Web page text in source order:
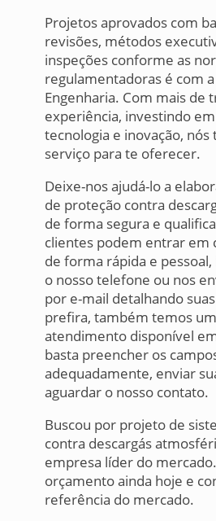
Projetos aprovados com
revisões, métodos
inspeções conforme as
regulamentadoras é com
Engenharia. Com mais de
experiência, investindo
tecnologia e inovação,
serviço para te oferecer.
Deixe-nos ajudá-lo a
de proteção contra
de forma segura e
clientes podem entrar em
de forma rápida e pessoal,
o nosso telefone ou nos
por e-mail detalhando
prefira, também temos
atendimento disponível
basta preencher os
adequadamente, enviar
aguardar o nosso contato.
Buscou por projeto de
contra descargás
empresa líder do
orçamento ainda hoje e
referência do mercado.